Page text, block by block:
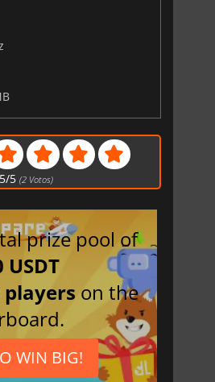
5/5 (2 Votos)
prize pool of
USDT
on the
WIN BIG!